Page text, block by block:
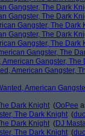
Gangster, The Dark
Gangster, The Dark
Gangster, The Dark
Gangster, The Dark
Gangster, The Dark
Gangster, The
Gangster, The
American Gangster,
American
Dark Knight (OoPee
The Dark Knight (
Dark Knight (DJ
The Dark Knight (